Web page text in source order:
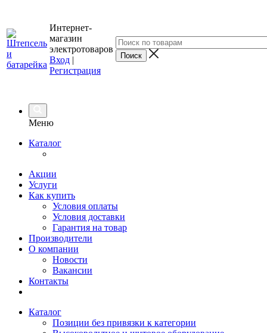
Интернет-
магазин
электротоваров
Вход |
Регистрация
Меню
Каталог
Акции
Услуги
Как купить
Условия оплаты
Условия доставки
Гарантия на товар
Производители
О компании
Новости
Вакансии
Контакты
Каталог
Позиции без привязки к категории